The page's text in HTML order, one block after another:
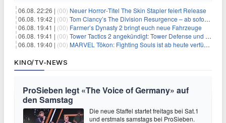
06.08. 22:26 | (00) Neuer Horror‑Titel The Skin Stapler feiert Release
06.08. 19:42 | (00) Tom Clancy’s The Division Resurgence – ab sofort für euch verfügbar
06.08. 19:41 | (00) Farmer’s Dynasty 2 bringt euch neue Fahrzeuge
06.08. 19:41 | (00) Tower Tactics 2 angekündigt: Tower Defense und Deckbuilding Kombo kehrt zurück
06.08. 19:40 | (00) MARVEL Tōkon: Fighting Souls ist ab heute verfügbar
KINO/TV-NEWS
ProSieben legt «The Voice of Germany» auf
den Samstag
Die neue Staffel startet freitags bei Sat.1
und erstmals samstags bei ProSieben.